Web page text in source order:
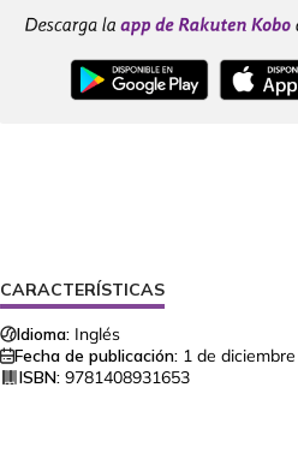
CARACTERÍSTICAS
Idioma: Inglés
Fecha de publicación: 1 de
ISBN: 9781408931653